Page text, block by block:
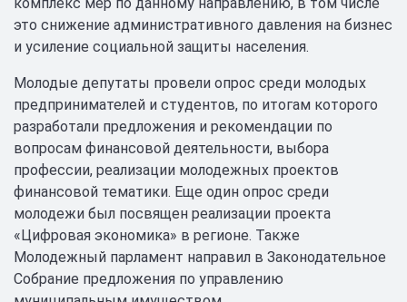
это снижение административного давления на бизнес
и усиление социальной защиты населения.
Молодые депутаты провели опрос среди молодых
предпринимателей и студентов, по итогам которого
разработали предложения и рекомендации по
вопросам финансовой деятельности, выбора
профессии, реализации молодежных проектов
финансовой тематики. Еще один опрос среди
молодежи был посвящен реализации проекта
«Цифровая экономика» в регионе. Также
Молодежный парламент направил в Законодательное
Собрание предложения по управлению